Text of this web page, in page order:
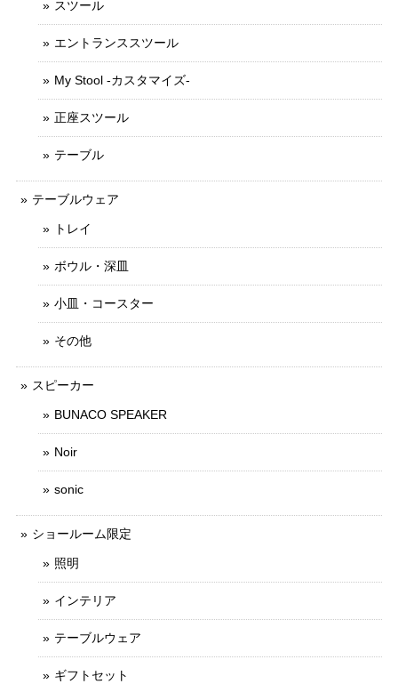
スツール
エントランススツール
My Stool -カスタマイズ-
正座スツール
テーブル
テーブルウェア
トレイ
ボウル・深皿
小皿・コースター
その他
スピーカー
BUNACO SPEAKER
Noir
sonic
ショールーム限定
照明
インテリア
テーブルウェア
ギフトセット